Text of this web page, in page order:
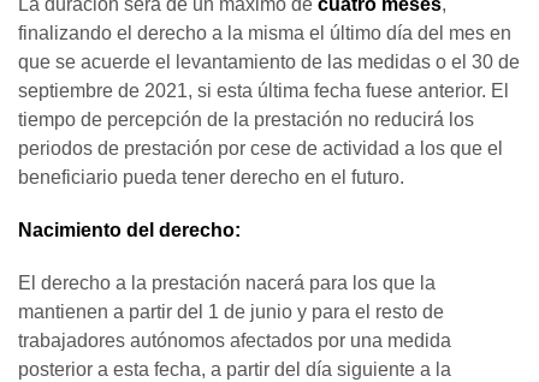
La duración será de un máximo de cuatro meses,
finalizando el derecho a la misma el último día del mes en
que se acuerde el levantamiento de las medidas o el 30 de
septiembre de 2021, si esta última fecha fuese anterior. El
tiempo de percepción de la prestación no reducirá los
periodos de prestación por cese de actividad a los que el
beneficiario pueda tener derecho en el futuro.
Nacimiento del derecho:
El derecho a la prestación nacerá para los que la
mantienen a partir del 1 de junio y para el resto de
trabajadores autónomos afectados por una medida
posterior a esta fecha, a partir del día siguiente a la